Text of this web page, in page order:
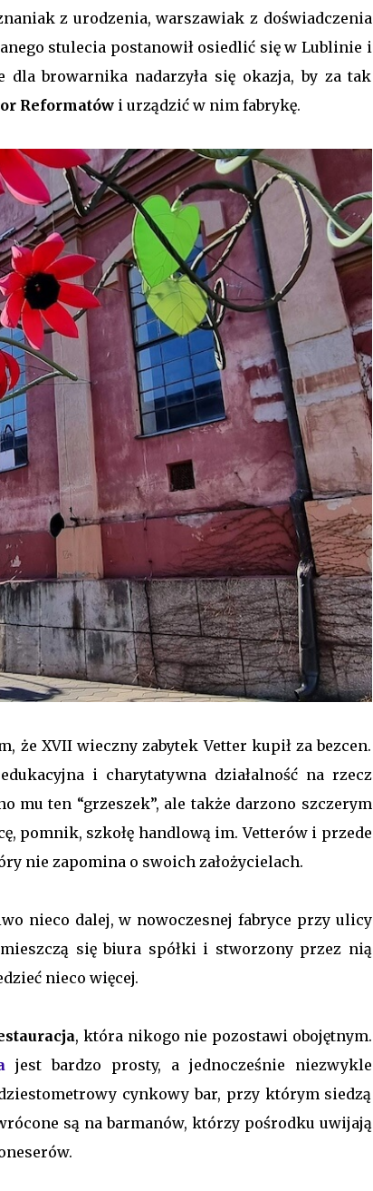
z urodzenia, warszawiak z doświadczenia
stulecia postanowił osiedlić się w Lublinie i
browarnika nadarzyła się okazja, by za tak
Reformatówi urządzić w nim fabrykę.
że XVII wieczny zabytek Vetter kupił za bezcen.
i charytatywna działalność na rzecz
mu ten “grzeszek”, ale także darzono szczerym
pomnik, szkołę handlową im. Vetterów i przede
nie zapomina o swoich założycielach.
nieco dalej, w nowoczesnej fabryce przy ulicy
się biura spółki i stworzony przez nią
nieco więcej.
, która nikogo nie pozostawi obojętnym.
jest bardzo prosty, a jednocześnie niezwykle
cynkowy bar, przy którym siedzą
są na barmanów, którzy pośrodku uwijają